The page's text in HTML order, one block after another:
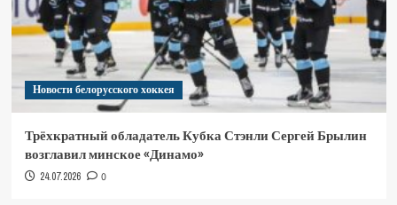
Новости белорусского хоккея
Трёхкратный обладатель Кубка Стэнли Сергей Брылин
возглавил минское «Динамо»
24.07.2026 0